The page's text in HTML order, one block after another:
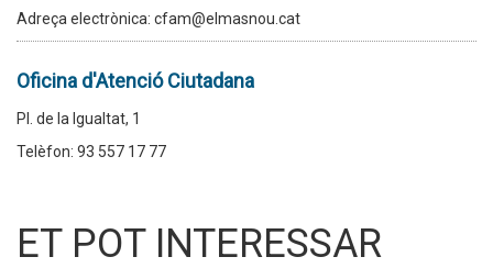
Adreça electrònica: cfam@elmasnou.cat
Oficina d'Atenció Ciutadana
Pl. de la Igualtat, 1
Telèfon: 93 557 17 77
ET POT INTERESSAR